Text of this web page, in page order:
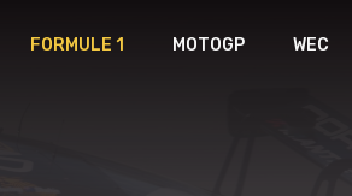
FORMULE 1 MOTOGP WEC